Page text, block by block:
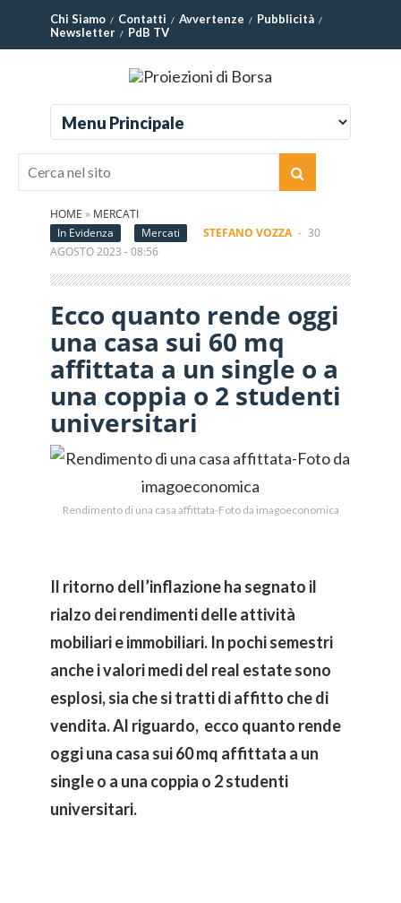
Chi Siamo Contatti Avvertenze
Pubblicità
Newsletter
PdB TV
HOME » MERCATI
In Evidenza
Mercati STEFANO VOZZA - 30
AGOSTO 2023 - 08:56
Ecco quanto rende oggi
una casa sui 60 mq
affittata a un single o a
una coppia o 2 studenti
universitari
Rendimento di una casa affittata-Foto da imagoeconomica
Il ritorno dell’inflazione ha segnato il
rialzo dei rendimenti delle attività
mobiliari e immobiliari. In pochi semestri
anche i valori medi del real estate sono
esplosi, sia che si tratti di affitto che di
vendita. Al riguardo, ecco quanto rende
oggi una casa sui 60 mq affittata a un
single o a una coppia o 2 studenti
universitari.